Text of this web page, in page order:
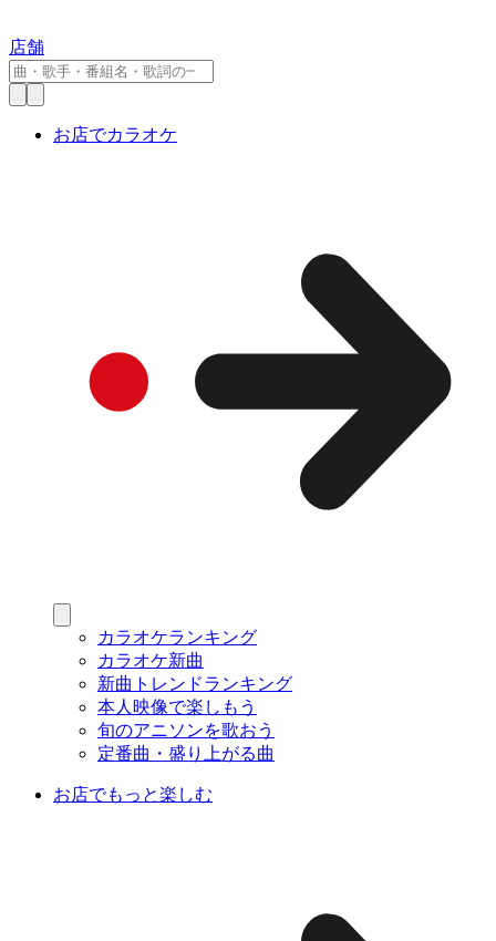
店舗
お店でカラオケ
カラオケランキング
カラオケ新曲
新曲トレンドランキング
本人映像で楽しもう
旬のアニソンを歌おう
定番曲・盛り上がる曲
お店でもっと楽しむ